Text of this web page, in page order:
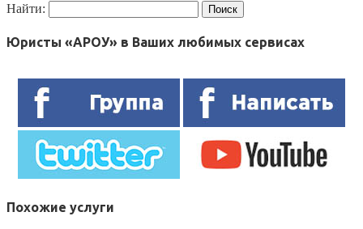
Найти:
Юристы «АРОУ» в Ваших любимых сервисах
Похожие услуги